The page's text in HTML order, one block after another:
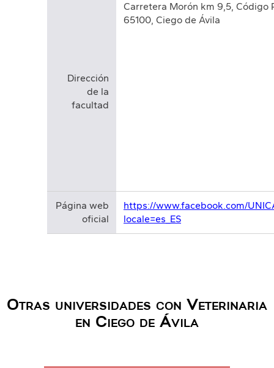
Dirección
de la
facultad
Carretera Morón km 9,5, Código
65100, Ciego de Ávila
Página web
oficial
https://www.facebook.com/
locale=es_ES
Otras universidades con Veterinaria
en Ciego de Ávila